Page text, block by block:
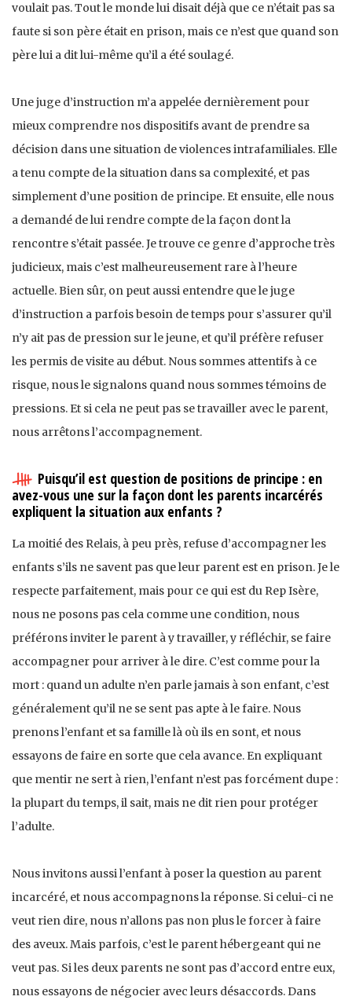
voulait pas. Tout le monde lui disait déjà que ce n’était pas sa
faute si son père était en prison, mais ce n’est que quand son
père lui a dit lui-même qu’il a été soulagé.
Une juge d’instruction m’a appelée dernièrement pour
mieux comprendre nos dispositifs avant de prendre sa
décision dans une situation de violences intrafamiliales. Elle
a tenu compte de la situation dans sa complexité, et pas
simplement d’une position de principe. Et ensuite, elle nous
a demandé de lui rendre compte de la façon dont la
rencontre s’était passée. Je trouve ce genre d’approche très
judicieux, mais c’est malheureusement rare à l’heure
actuelle. Bien sûr, on peut aussi entendre que le juge
d’instruction a parfois besoin de temps pour s’assurer qu’il
n’y ait pas de pression sur le jeune, et qu’il préfère refuser
les permis de visite au début. Nous sommes attentifs à ce
risque, nous le signalons quand nous sommes témoins de
pressions. Et si cela ne peut pas se travailler avec le parent,
nous arrêtons l’accompagnement.
Puisqu’il est question de positions de principe : en
avez-vous une sur la façon dont les parents incarcérés
expliquent la situation aux enfants ?
La moitié des Relais, à peu près, refuse d’accompagner les
enfants s’ils ne savent pas que leur parent est en prison. Je le
respecte parfaitement, mais pour ce qui est du Rep Isère,
nous ne posons pas cela comme une condition, nous
préférons inviter le parent à y travailler, y réfléchir, se faire
accompagner pour arriver à le dire. C’est comme pour la
mort : quand un adulte n’en parle jamais à son enfant, c’est
généralement qu’il ne se sent pas apte à le faire. Nous
prenons l’enfant et sa famille là où ils en sont, et nous
essayons de faire en sorte que cela avance. En expliquant
que mentir ne sert à rien, l’enfant n’est pas forcément dupe :
la plupart du temps, il sait, mais ne dit rien pour protéger
l’adulte.
Nous invitons aussi l’enfant à poser la question au parent
incarcéré, et nous accompagnons la réponse. Si celui-ci ne
veut rien dire, nous n’allons pas non plus le forcer à faire
des aveux. Mais parfois, c’est le parent hébergeant qui ne
veut pas. Si les deux parents ne sont pas d’accord entre eux,
nous essayons de négocier avec leurs désaccords. Dans